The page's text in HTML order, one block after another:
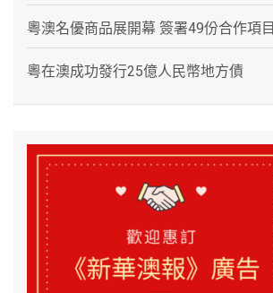
粵澳名優商品展開幕 簽署49份合作項目
粵在澳成功發行25億人民幣地方債